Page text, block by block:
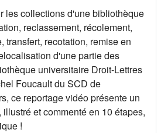
les collections d'une bibliothèque
reclassement, récolement,
transfert, recotation, remise en
d'une partie des
universitaire Droit-Lettres
Foucault du SCD de
ce reportage vidéo présente un
et commenté en 10 étapes,
!